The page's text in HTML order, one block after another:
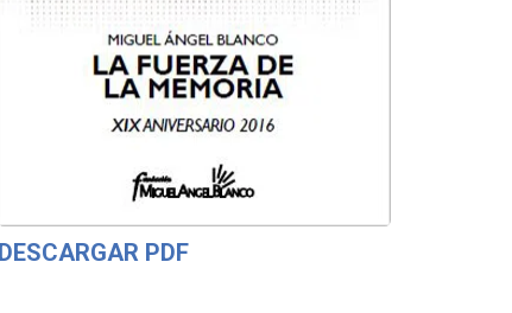
DESCARGAR PDF